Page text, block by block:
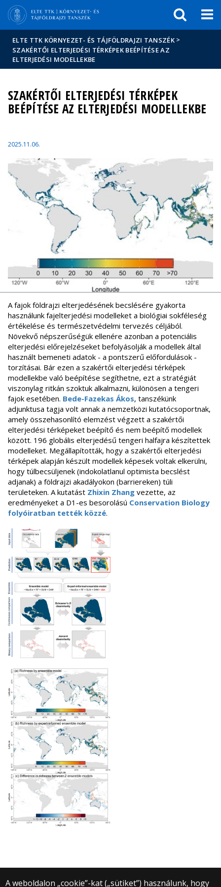
Hírek
Események
ELTE a
sajtóban
ELTE TTK KÖRNYEZET- ÉS TÁJFÖLDRAJZI TANSZÉK >
SZAKÉRTŐI ELTERJEDÉSI TÉRKÉPEK BEÉPÍTÉSE AZ
ELTERJEDÉSI MODELLEKBE
SZAKÉRTŐI ELTERJEDÉSI TÉRKÉPEK
BEÉPÍTÉSE AZ ELTERJEDÉSI MODELLEKBE
2025.11.06.
A fajok földrajzi elterjedésének becslésére gyakorta
használunk fajelterjedési modelleket a biológiai sokféleség
értékelése és természetvédelmi tervezés céljából.
Növekvő népszerűségük ellenére azonban a potenciális
elterjedési előrejelzéseket befolyásolják a modellek által
használt bemeneti adatok - a pontszerű előfordulások -
torzításai. Bár ezen a szakértői elterjedési térképek
modellekbe való beépítése segíthetne, ezt a stratégiát
viszonylag ritkán szoktuk alkalmazni, különösen a tengeri
fajok esetében. Bede-Fazekas Ákos, tanszékünk
adjunktusa tagja volt annak a nemzetközi kutatócsoportnak,
amely összehasonlító elemzést végzett a szakértői
elterjedési térképeket beépítő és nem beépítő modellek
között. 196 globális elterjedésű tengeri halfajra készítettek
modelleket. Megállapították, hogy a szakértői elterjedési
térképek alapján készült modellek képesek voltak elkerülni,
hogy túlbecsüljenek (indokolatlanul optimista becslést
adjanak) a földrajzi akadályokon (barriereken) túli
területeken. A kutatást Zhixin Zhang vezette, az
eredményeket a D1-es besorolású Conservation Biology
folyóiratban tették közzé.
A weboldalon „cookie”-kat („sütiket”) használunk, hogy